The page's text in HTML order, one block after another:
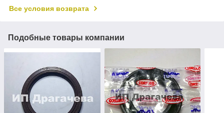
Все условия возврата
Подобные товары компании